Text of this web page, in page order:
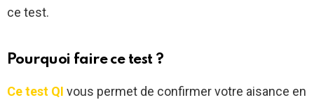
ce test.
Pourquoi faire ce test ?
Ce test QI vous permet de confirmer votre aisance en